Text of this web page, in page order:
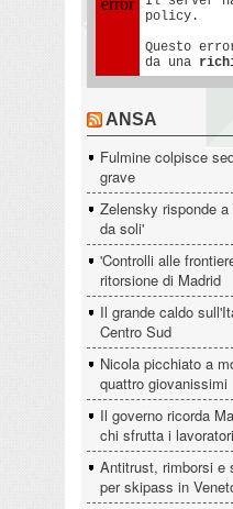
ANSA
Fulmine colpisce
grave
Zelensky risponde
da soli'
'Controlli alle
ritorsione di Madrid
Il grande caldo
Centro Sud
Nicola picchiato a
quattro giovanissimi
Il governo ricorda
chi sfrutta i
Antitrust, rimborsi e
per skipass in